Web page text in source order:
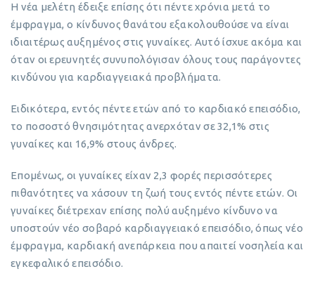
Η νέα μελέτη έδειξε επίσης ότι πέντε χρόνια μετά το
έμφραγμα, ο κίνδυνος θανάτου εξακολουθούσε να είναι
ιδιαιτέρως αυξημένος στις γυναίκες. Αυτό ίσχυε ακόμα και
όταν οι ερευνητές συνυπολόγισαν όλους τους παράγοντες
κινδύνου για καρδιαγγειακά προβλήματα.
Ειδικότερα, εντός πέντε ετών από το καρδιακό επεισόδιο,
το ποσοστό θνησιμότητας ανερχόταν σε 32,1% στις
γυναίκες και 16,9% στους άνδρες.
Επομένως, οι γυναίκες είχαν 2,3 φορές περισσότερες
πιθανότητες να χάσουν τη ζωή τους εντός πέντε ετών. Οι
γυναίκες διέτρεχαν επίσης πολύ αυξημένο κίνδυνο να
υποστούν νέο σοβαρό καρδιαγγειακό επεισόδιο, όπως νέο
έμφραγμα, καρδιακή ανεπάρκεια που απαιτεί νοσηλεία και
εγκεφαλικό επεισόδιο.